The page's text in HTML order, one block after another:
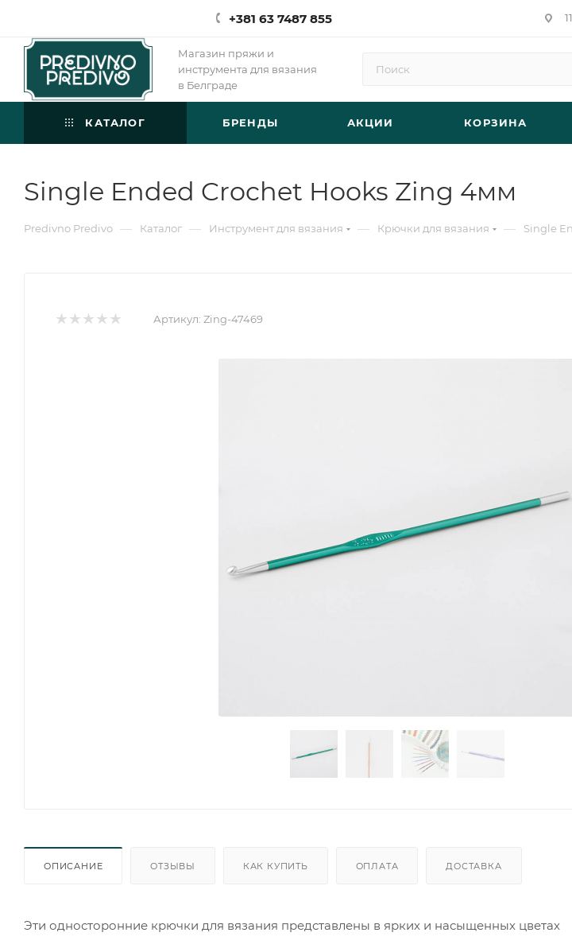
+381 63 7487 855
Магазин пряжи и
инструмента для вязания
в Белграде
КАТАЛОГ БРЕНДЫ АКЦИИ КОРЗИНА
Single Ended Crochet Hooks Zing 4мм
Predivno Predivo — Каталог — Инструмент для вязания — Крючки для вязания — Single
Артикул: Zing-47469
ОПИСАНИЕ ОТЗЫВЫ КАК КУПИТЬ ОПЛАТА ДОСТАВКА
Эти односторонние крючки для вязания представлены в ярких и насыщенных цветах